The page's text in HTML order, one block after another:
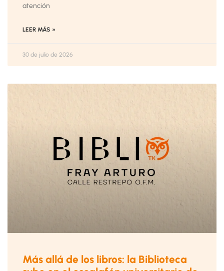
atención
LEER MÁS »
30 de julio de 2026
Más allá de los libros: la Biblioteca